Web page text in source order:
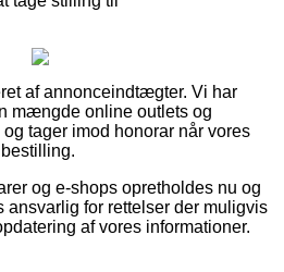
af annonceindtægter. Vi har
mængde online outlets og
tager imod honorar når vores
og e-shops opretholdes nu og
ansvarlig for rettelser der muligvis
af vores informationer.